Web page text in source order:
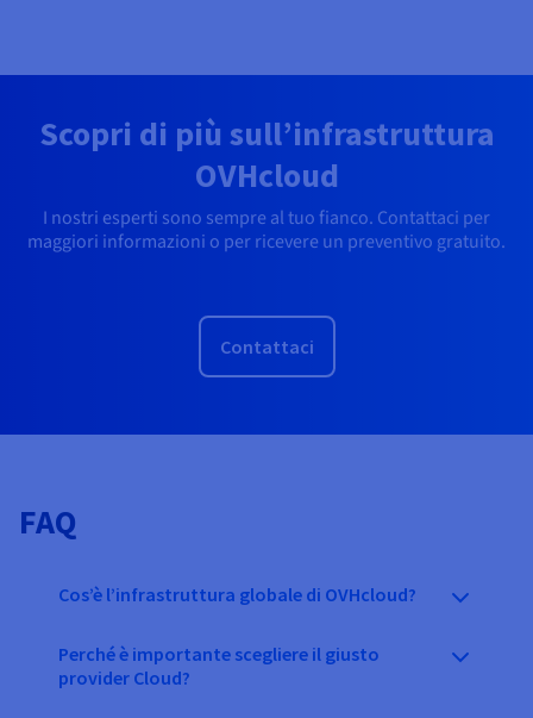
Scopri di più sull’infrastruttura
OVHcloud
I nostri esperti sono sempre al tuo fianco. Contattaci per
maggiori informazioni o per ricevere un preventivo gratuito.
Contattaci
FAQ
Cos’è l’infrastruttura globale di OVHcloud?
Perché è importante scegliere il giusto
provider Cloud?